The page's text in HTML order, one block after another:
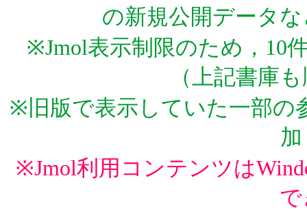
の新規公開データ
※Jmol表示制限のため，10
（上記書庫
※旧版で表示していた一部の
※Jmol利用コンテンツは